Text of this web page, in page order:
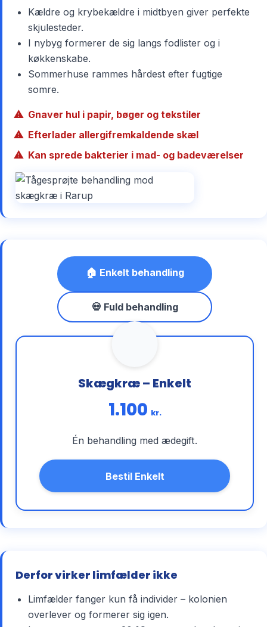
Kældre og krybekældre i midtbyen giver perfekte
skjulesteder.
I nybyg formerer de sig langs fodlister og i
køkkenskabe.
Sommerhuse rammes hårdest efter fugtige
somre.
Gnaver hul i papir, bøger og tekstiler
Efterlader allergifremkaldende skæl
Kan sprede bakterier i mad- og badeværelser
🏠 Enkelt behandling
💀 Fuld behandling
Skægkræ – Enkelt
1.100 kr.
Én behandling med ædegift.
Bestil Enkelt
Derfor virker limfælder ikke
Limfælder fanger kun få individer – kolonien
overlever og formerer sig igen.